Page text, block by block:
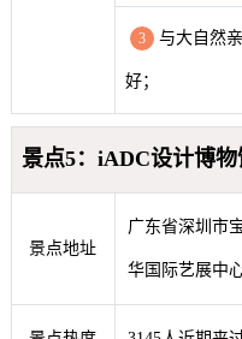
3 与大自然
好；
景点5：iADC设计博物
景点地址
广东省深圳市
华国际艺展中